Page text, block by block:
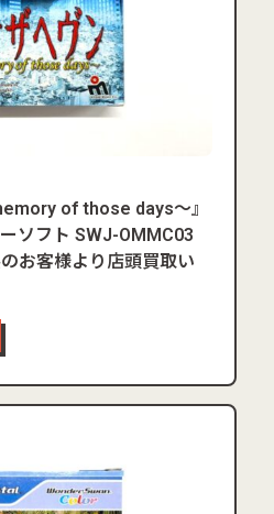
of those days～』
ソフト SWJ-OMMC03
お客様より店頭買取い